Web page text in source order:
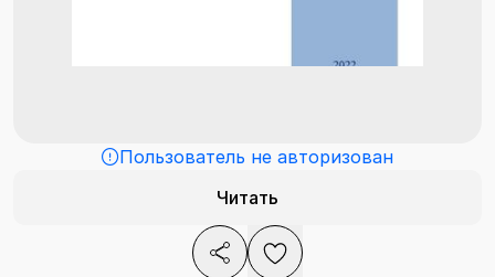
Пользователь не авторизован
Читать